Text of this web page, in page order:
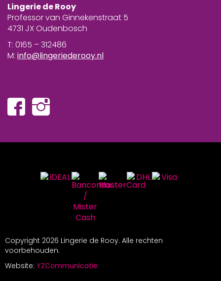
Lingerie de Rooy
Professor van Ginnekenstraat 5
4731 JX Oudenbosch
T: 0165 – 312486
M: info@lingeriederooy.nl
Copyright 2026 Lingerie de Rooy. Alle rechten
voorbehouden.
Website: YZCommunicatie